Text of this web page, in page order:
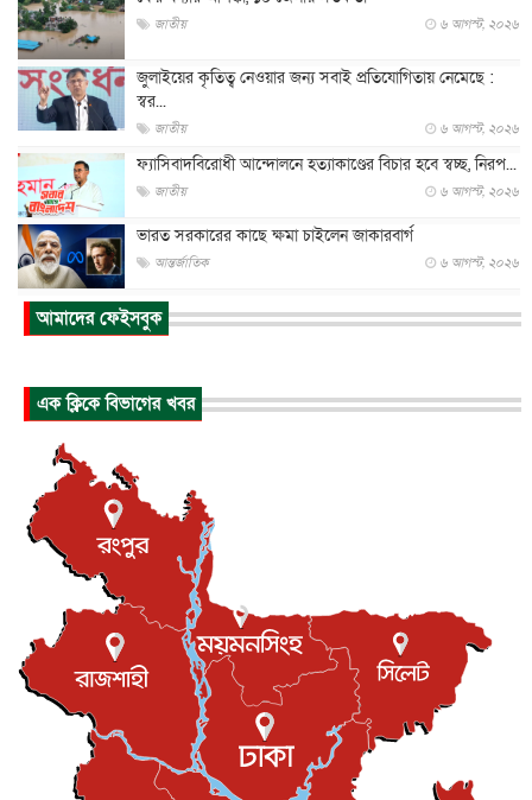
জাতীয় ৬ আগস্ট, ২০২৬
জুলাইয়ের কৃতিত্ব নেওয়ার জন্য সবাই প্রতিযোগিতায় নেমেছে :
স্বর...
জাতীয় ৬ আগস্ট, ২০২৬
ফ্যাসিবাদবিরোধী আন্দোলনে হত্যাকাণ্ডের বিচার হবে স্বচ্ছ, নিরপ...
জাতীয় ৬ আগস্ট, ২০২৬
ভারত সরকারের কাছে ক্ষমা চাইলেন জাকারবার্গ
আন্তর্জাতিক ৬ আগস্ট, ২০২৬
আকাশে ট্রাম্পের হেলিকপ্টার ও যাত্রীবাহী বিমান মুখোমুখি, তদন্...
আন্তর্জাতিক
আন্তর্জাতিক ৬ আগস্ট, ২০২৬
টি-টোয়েন্টি ইতিহাসের সর্বোচ্চ রানের মালিক এখন জস বাটলার
বস্তিতে কেটেছে শৈশব, আজ মুম্বাইয়ে দুই বাড়ির মালিক
বিনোদন ৬ আগস্ট, ২০২৬
যুক্তরাজ্যে বসবাসরত জাতীয়তাবাদী কুলাউড়াবাসীর মত বিনিময়
সভা...
ইউকে কমিউনিটি ৫ আগস্ট, ২০২৬
প্রধানমন্ত্রীকে সৌদি আরব সফরের আমন্ত্রণ
জাতীয় ৫ আগস্ট, ২০২৬
আমাদের ফেইসবুক
এক ক্লিকে বিভাগের খবর